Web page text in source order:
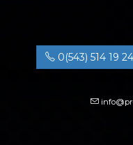
0(543) 514 19 24